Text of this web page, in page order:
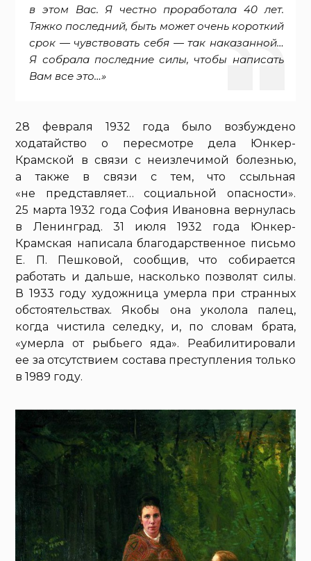
в этом Вас. Я честно проработала 40 лет.
Тяжко последний, быть может очень короткий
срок — чувствовать себя — так наказанной…
Я собрала последние силы, чтобы написать
Вам все это…»
28 февраля 1932 года было возбуждено
ходатайство о пересмотре дела Юнкер-
Крамской в связи с неизлечимой болезнью,
а также в связи с тем, что ссыльная
«не представляет… социальной опасности».
25 марта 1932 года София Ивановна вернулась
в Ленинград. 31 июля 1932 года Юнкер-
Крамская написала благодарственное письмо
Е. П. Пешковой, сообщив, что собирается
работать и дальше, насколько позволят силы.
В 1933 году художница умерла при странных
обстоятельствах. Якобы она уколола палец,
когда чистила селедку, и, по словам брата,
«умерла от рыбьего яда». Реабилитировали
ее за отсутствием состава преступления только
в 1989 году.